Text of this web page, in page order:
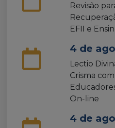
Revisão
EFII e
4 de
Lectio
Crisma
On-line
4 de